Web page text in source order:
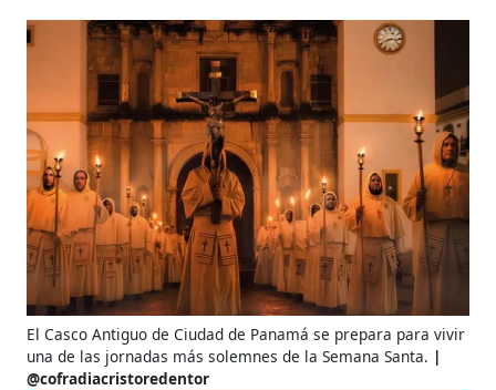
El Casco Antiguo de Ciudad de Panamá se prepara para vivir
una de las jornadas más solemnes de la Semana Santa.
@cofradiacristoredentor